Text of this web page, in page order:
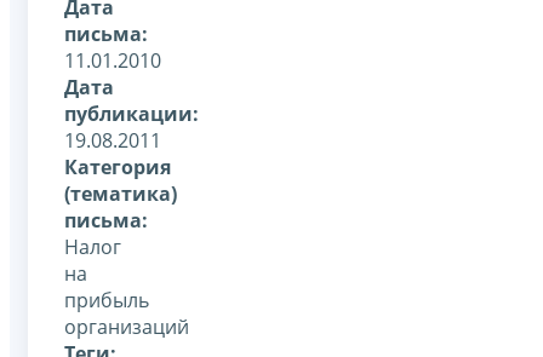
Дата
письма:
11.01.2010
Дата
публикации:
19.08.2011
Категория
(тематика)
письма:
Налог
на
прибыль
организаций